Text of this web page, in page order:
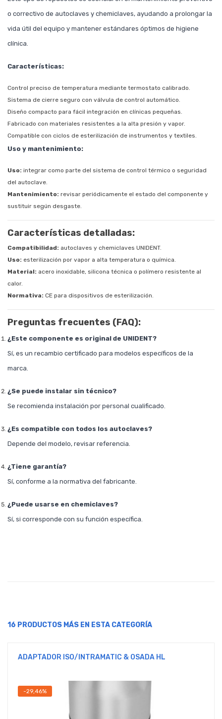
o correctivo de autoclaves y chemiclaves, ayudando a prolongar la
vida útil del equipo y mantener estándares óptimos de higiene
clínica.
Características:
Control preciso de temperatura mediante termostato calibrado.
Sistema de cierre seguro con válvula de control automático.
Diseño compacto para fácil integración en clínicas pequeñas.
Fabricado con materiales resistentes a la alta presión y vapor.
Compatible con ciclos de esterilización de instrumentos y textiles.
Uso y mantenimiento:
Uso: integrar como parte del sistema de control térmico o seguridad
del autoclave.
Mantenimiento: revisar periódicamente el estado del componente y
sustituir según desgaste.
Características detalladas:
Compatibilidad: autoclaves y chemiclaves UNIDENT.
Uso: esterilización por vapor a alta temperatura o química.
Material: acero inoxidable, silicona técnica o polímero resistente al
calor.
Normativa: CE para dispositivos de esterilización.
Preguntas frecuentes (FAQ):
¿Este componente es original de UNIDENT?
Sí, es un recambio certificado para modelos específicos de la
marca.
¿Se puede instalar sin técnico?
Se recomienda instalación por personal cualificado.
¿Es compatible con todos los autoclaves?
Depende del modelo, revisar referencia.
¿Tiene garantía?
Sí, conforme a la normativa del fabricante.
¿Puede usarse en chemiclaves?
Sí, si corresponde con su función específica.
16 PRODUCTOS MÁS EN ESTA CATEGORÍA
ADAPTADOR ISO/INTRAMATIC & OSADA HL
-29,46%